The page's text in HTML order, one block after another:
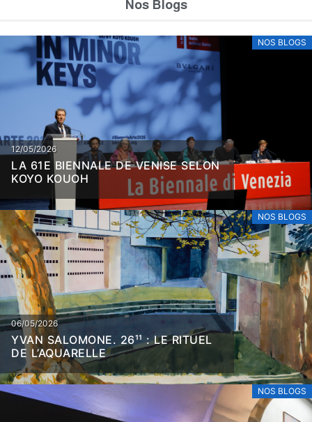
Nos Blogs
NOS BLOGS
12/05/2026
LA 61E BIENNALE DE VENISE SELON
KOYO KOUOH
NOS BLOGS
06/05/2026
YVAN SALOMONE. 26¹¹ : LE RITUEL
DE L’AQUARELLE
NOS BLOGS